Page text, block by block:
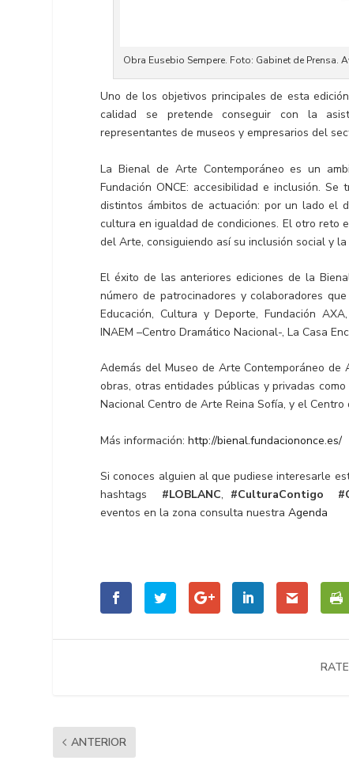
Obra Eusebio Sempere. Foto: Gabinet de Prensa.
Uno de los objetivos principales de esta
calidad se pretende conseguir con la
representantes de museos y empresarios del
La Bienal de Arte Contemporáneo es un
Fundación ONCE: accesibilidad e inclusión.
distintos ámbitos de actuación: por un lado el
cultura en igualdad de condiciones. El otro reto
del Arte, consiguiendo así su inclusión social y
El éxito de las anteriores ediciones de la
número de patrocinadores y colaboradores
Educación, Cultura y Deporte, Fundación
INAEM –Centro Dramático Nacional-, La Casa
Además del Museo de Arte Contemporáneo
obras, otras entidades públicas y privadas
Nacional Centro de Arte Reina Sofía, y el
Más información:http://bienal.fundaciononce.es/
Si conoces alguien al que pudiese interesarle
hashtags #LOBLANC, #CulturaContigo
eventos en la zona consulta nuestraAgenda
ANTERIOR